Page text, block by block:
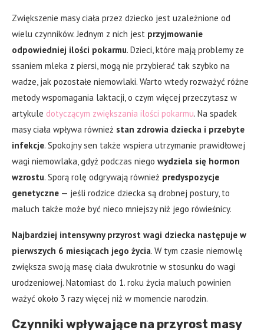
Zwiększenie masy ciała przez dziecko jest uzależnione od
wielu czynników. Jednym z nich jest przyjmowanie
odpowiedniej ilości pokarmu. Dzieci, które mają problemy ze
ssaniem mleka z piersi, mogą nie przybierać tak szybko na
wadze, jak pozostałe niemowlaki. Warto wtedy rozważyć różne
metody wspomagania laktacji, o czym więcej przeczytasz w
artykule dotyczącym zwiększania ilości pokarmu. Na spadek
masy ciała wpływa również stan zdrowia dziecka i przebyte
infekcje. Spokojny sen także wspiera utrzymanie prawidłowej
wagi niemowlaka, gdyż podczas niego wydziela się hormon
wzrostu. Sporą rolę odgrywają również predyspozycje
genetyczne — jeśli rodzice dziecka są drobnej postury, to
maluch także może być nieco mniejszy niż jego rówieśnicy.
Najbardziej intensywny przyrost wagi dziecka następuje w
pierwszych 6 miesiącach jego życia. W tym czasie niemowlę
zwiększa swoją masę ciała dwukrotnie w stosunku do wagi
urodzeniowej. Natomiast do 1. roku życia maluch powinien
ważyć około 3 razy więcej niż w momencie narodzin.
Czynniki wpływające na przyrost masy